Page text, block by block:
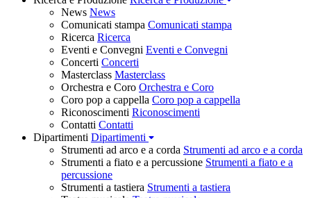
News News
Comunicati stampa Comunicati stampa
Ricerca Ricerca
Eventi e Convegni Eventi e Convegni
Concerti Concerti
Masterclass Masterclass
Orchestra e Coro Orchestra e Coro
Coro pop a cappella Coro pop a cappella
Riconoscimenti Riconoscimenti
Contatti Contatti
Dipartimenti Dipartimenti
Strumenti ad arco e a corda Strumenti ad arco e a corda
Strumenti a fiato e a percussione Strumenti a fiato e a
percussione
Strumenti a tastiera Strumenti a tastiera